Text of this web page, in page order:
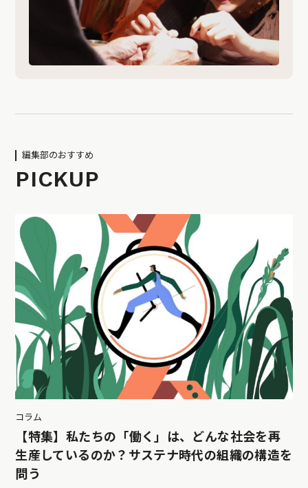
編集部のおすすめ
PICKUP
コラム
【特集】私たちの「働く」は、どんな社会を再
生産しているのか？サステナ時代の組織の構造を
問う